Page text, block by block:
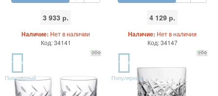
3 933 р.
Наличие: Нет в наличии
Код: 34141
4 129 р.
Наличие: Нет в наличии
Код: 34147
TOP
Популярный
TOP
Популярный